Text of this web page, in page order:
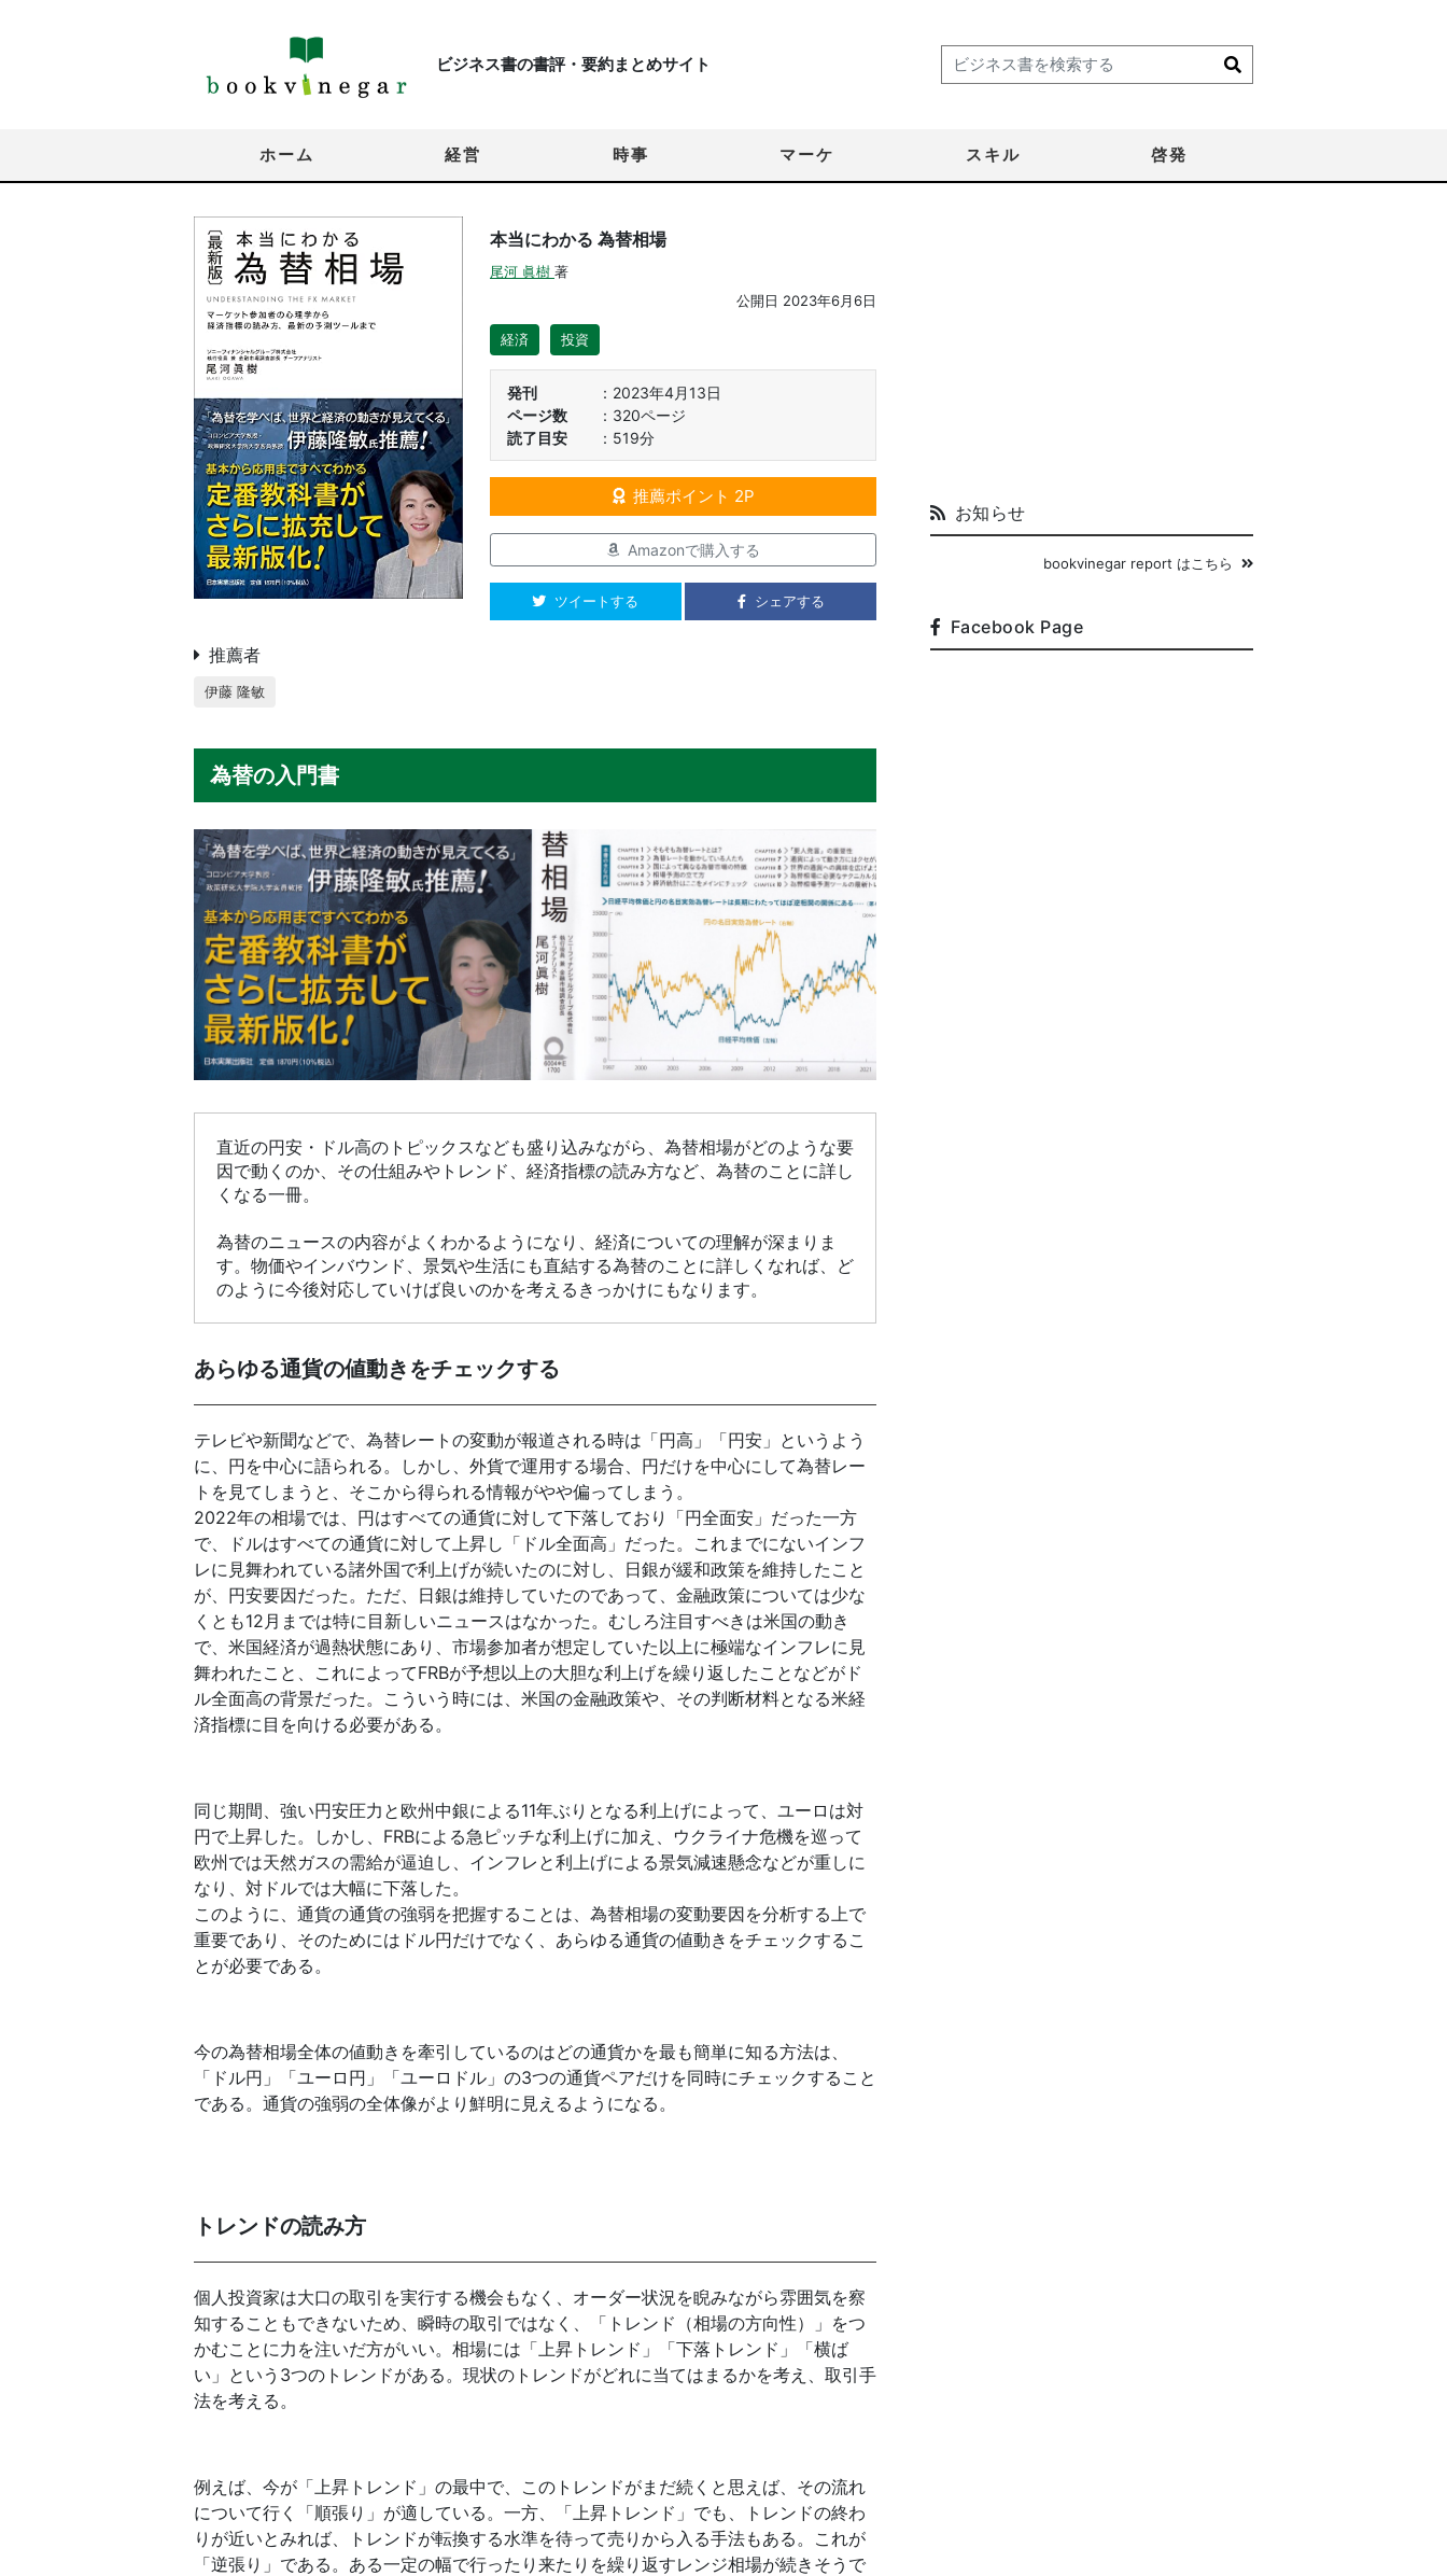
ビジネス書の書評・要約まとめサイト
ホーム 経営 時事 マーケ スキル 啓発
本当にわかる 為替相場
尾河 眞樹 著
公開日 2023年6月6日
経済 投資
発刊
2023年4月13日
ページ数
320ページ
読了目安
519分
推薦ポイント 2P
Amazonで購入する
ツイートする シェアする
推薦者
伊藤 隆敏
為替の入門書
直近の円安・ドル高のトピックスなども盛り込みながら、為替相場がどのような要
因で動くのか、その仕組みやトレンド、経済指標の読み方など、為替のことに詳し
くなる一冊。
為替のニュースの内容がよくわかるようになり、経済についての理解が深まりま
す。物価やインバウンド、景気や生活にも直結する為替のことに詳しくなれば、ど
のように今後対応していけば良いのかを考えるきっかけにもなります。
あらゆる通貨の値動きをチェックする
テレビや新聞などで、為替レートの変動が報道される時は「円高」「円安」というよう
に、円を中心に語られる。しかし、外貨で運用する場合、円だけを中心にして為替レー
トを見てしまうと、そこから得られる情報がやや偏ってしまう。
2022年の相場では、円はすべての通貨に対して下落しており「円全面安」だった一方
で、ドルはすべての通貨に対して上昇し「ドル全面高」だった。これまでにないインフ
レに見舞われている諸外国で利上げが続いたのに対し、日銀が緩和政策を維持したこと
が、円安要因だった。ただ、日銀は維持していたのであって、金融政策については少な
くとも12月までは特に目新しいニュースはなかった。むしろ注目すべきは米国の動き
で、米国経済が過熱状態にあり、市場参加者が想定していた以上に極端なインフレに見
舞われたこと、これによってFRBが予想以上の大胆な利上げを繰り返したことなどがド
ル全面高の背景だった。こういう時には、米国の金融政策や、その判断材料となる米経
済指標に目を向ける必要がある。
同じ期間、強い円安圧力と欧州中銀による11年ぶりとなる利上げによって、ユーロは対
円で上昇した。しかし、FRBによる急ピッチな利上げに加え、ウクライナ危機を巡って
欧州では天然ガスの需給が逼迫し、インフレと利上げによる景気減速懸念などが重しに
なり、対ドルでは大幅に下落した。
このように、通貨の通貨の強弱を把握することは、為替相場の変動要因を分析する上で
重要であり、そのためにはドル円だけでなく、あらゆる通貨の値動きをチェックするこ
とが必要である。
今の為替相場全体の値動きを牽引しているのはどの通貨かを最も簡単に知る方法は、
「ドル円」「ユーロ円」「ユーロドル」の3つの通貨ペアだけを同時にチェックすること
である。通貨の強弱の全体像がより鮮明に見えるようになる。
トレンドの読み方
個人投資家は大口の取引を実行する機会もなく、オーダー状況を睨みながら雰囲気を察
知することもできないため、瞬時の取引ではなく、「トレンド（相場の方向性）」をつ
かむことに力を注いだ方がいい。相場には「上昇トレンド」「下落トレンド」「横ば
い」という3つのトレンドがある。現状のトレンドがどれに当てはまるかを考え、取引手
法を考える。
例えば、今が「上昇トレンド」の最中で、このトレンドがまだ続くと思えば、その流れ
について行く「順張り」が適している。一方、「上昇トレンド」でも、トレンドの終わ
りが近いとみれば、トレンドが転換する水準を待って売りから入る手法もある。これが
「逆張り」である。ある一定の幅で行ったり来たりを繰り返すレンジ相場が続きそうで
お知らせ
bookvinegar report はこちら
Facebook Page